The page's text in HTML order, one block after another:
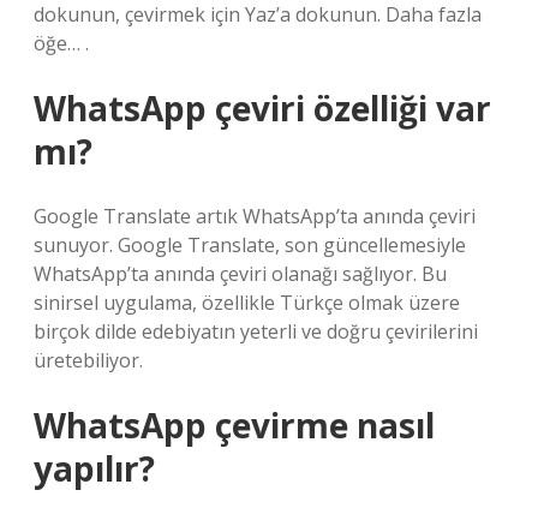
dokunun, çevirmek için Yaz’a dokunun. Daha fazla
öğe… .
WhatsApp çeviri özelliği var
mı?
Google Translate artık WhatsApp’ta anında çeviri
sunuyor. Google Translate, son güncellemesiyle
WhatsApp’ta anında çeviri olanağı sağlıyor. Bu
sinirsel uygulama, özellikle Türkçe olmak üzere
birçok dilde edebiyatın yeterli ve doğru çevirilerini
üretebiliyor.
WhatsApp çevirme nasıl
yapılır?